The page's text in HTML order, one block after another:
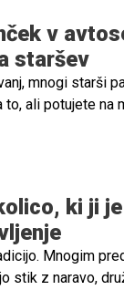
v
staršev
mnogi starši
ali potujete na
ki ji
Mnogim
stik z naravo,